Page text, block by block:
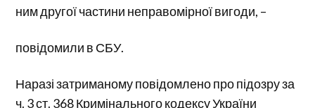
ним другої частини неправомірної вигоди, –
повідомили в СБУ.
Наразі затриманому повідомлено про підозру за
ч. 3 ст. 368 Кримінального кодексу України